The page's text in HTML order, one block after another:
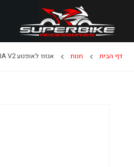
דף הבית חנות אגזוז לאופנוע SR 50 R APRILIA 2005 / 2016 EXTRA V2